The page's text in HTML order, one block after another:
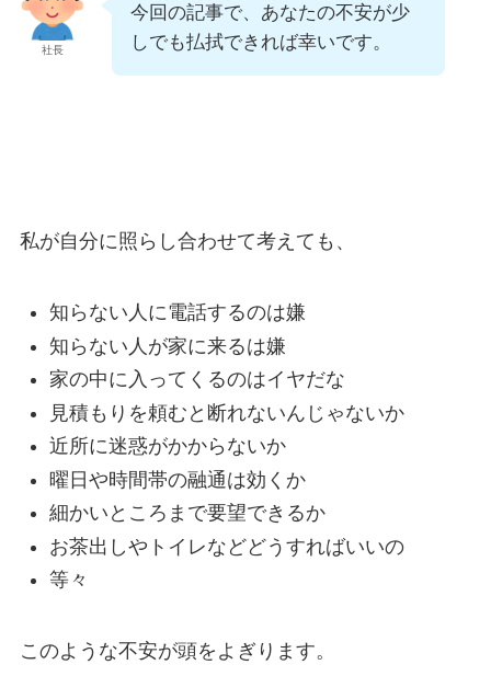
社長
今回の記事で、あなたの不安が少
しでも払拭できれば幸いです。
私が自分に照らし合わせて考えても、
知らない人に電話するのは嫌
知らない人が家に来るは嫌
家の中に入ってくるのはイヤだな
見積もりを頼むと断れないんじゃないか
近所に迷惑がかからないか
曜日や時間帯の融通は効くか
細かいところまで要望できるか
お茶出しやトイレなどどうすればいいの
等々
このような不安が頭をよぎります。